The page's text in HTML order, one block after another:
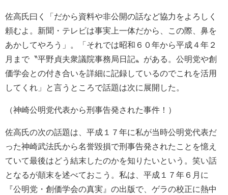
佐高氏曰く「だから資料や非公開の話など協力をよろしく
頼むよ。新聞・テレビは事実上一体だから、この際、鼻を
あかしてやろう」。「それでは昭和６０年から平成４年２
月まで〝平野貞夫衆議院事務局日記〟がある。公明党や創
価学会との付き合いを詳細に記録しているのでこれを活用
してくれ」と言うところで話題は次に展開した。
（神崎公明党代表から刑事告発された事件！）
佐高氏の次の話題は、平成１７年に私が当時公明党代表だ
った神崎武法氏から名誉毀損で刑事告発されたことを憶え
ていて最後はどう結末したのかを知りたいという。笑い話
となるが顛末を述べておこう。私は、平成１７年６月に
『公明党・創価学会の真実』の出版で、ゲラの校正に熱中